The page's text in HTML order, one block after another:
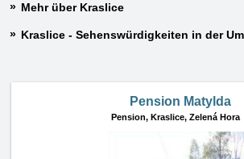
Mehr über Kraslice
Kraslice - Sehenswürdigkeiten in der
Pension Matylda
Pension, Kraslice, Zelená Hora